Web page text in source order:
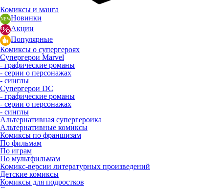
Комиксы и манга
Новинки
Акции
Популярные
Комиксы о супергероях
Супергерои Marvel
- графические романы
- серии о персонажах
- синглы
Супергерои DC
- графические романы
- серии о персонажах
- синглы
Альтернативная супергероика
Альтернативные комиксы
Комиксы по франшизам
По фильмам
По играм
По мультфильмам
Комикс-версии литературных произведений
Детские комиксы
Комиксы для подростков